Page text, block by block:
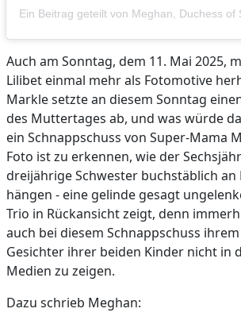
Ein Beitrag geteilt von Meghan, Duchess of
Auch am Sonntag, dem 11. Mai 2025,
Lilibet einmal mehr als Fotomotive
Markle setzte an diesem Sonntag
des Muttertages ab, und was würde
ein Schnappschuss von Super-Mama
Foto ist zu erkennen, wie der
dreijährige Schwester buchstäblich
hängen - eine gelinde gesagt
Trio in Rückansicht zeigt, denn
auch bei diesem Schnappschuss
Gesichter ihrer beiden Kinder nicht in
Medien zu zeigen.
Dazu schrieb Meghan: